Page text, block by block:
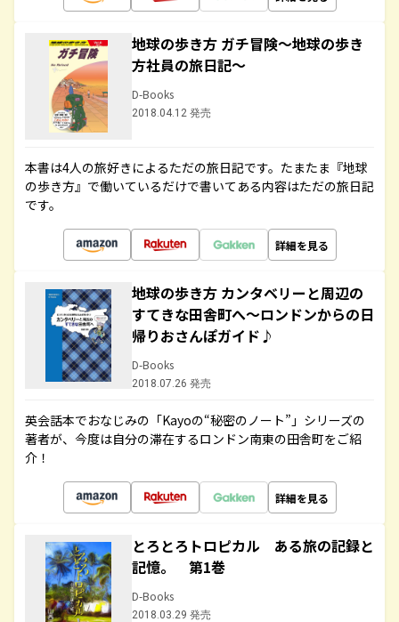
地球の歩き方 ガチ冒険～地球の歩き
方社員の旅日記～
D-Books
2018.04.12 発売
本書は4人の旅好きによるただの旅日記です。たまたま『地球
の歩き方』で働いているだけで書いてある内容はただの旅日記
です。
詳細を見る
地球の歩き方 カンタベリーと周辺の
すてきな田舎町へ～ロンドンからの日
帰りおさんぽガイド♪
D-Books
2018.07.26 発売
英会話本でおなじみの「Kayoの“秘密のノート”」シリーズの
著者が、今度は自分の滞在するロンドン南東の田舎町をご紹
介！
詳細を見る
とろとろトロピカル ある旅の記録と
記憶。 第1巻
D-Books
2018.03.29 発売